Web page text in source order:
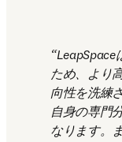
LeapSpace
ため、より
向性を洗練
自身の専門
なります。